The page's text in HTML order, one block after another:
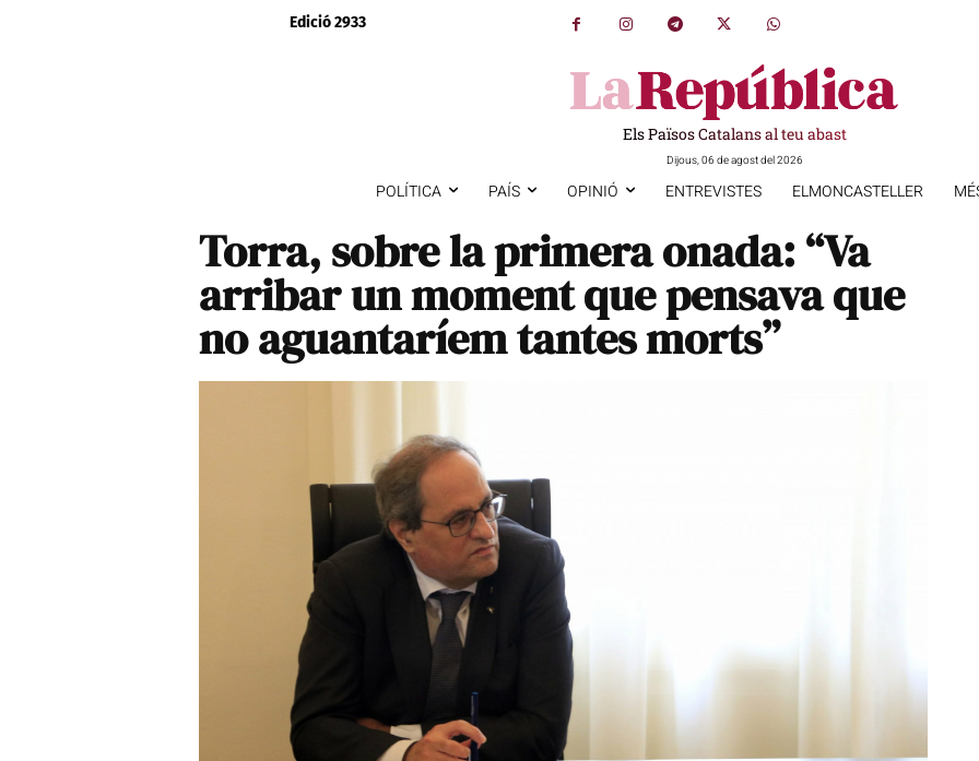
Edició 2933
Els Països Catalans al teu abast
Dijous, 06 de agost del 2026
POLÍTICA PAÍS OPINIÓ ENTREVISTES ELMONCASTELLER
Torra, sobre la primera onada: “Va
arribar un moment que pensava que
no aguantaríem tantes morts”